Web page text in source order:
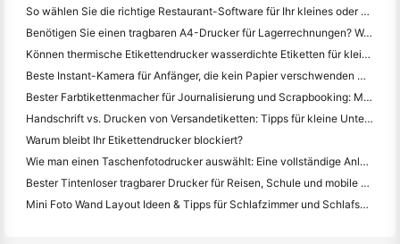
So wählen Sie die richtige Restaurant-Software für Ihr kleines oder mittleres Restaurant
Benötigen Sie einen tragbaren A4-Drucker für Lagerrechnungen? Was eigentlich funktioniert
Können thermische Etikettendrucker wasserdichte Etiketten für kleine Unternehmen herstellen?
Beste Instant-Kamera für Anfänger, die kein Papier verschwenden wollen
Bester Farbtikettenmacher für Journalisierung und Scrapbooking: Mehr Farbe auf jeder Seite hinzufügen
Handschrift vs. Drucken von Versandetiketten: Tipps für kleine Unternehmen im Jahr 2026
Warum bleibt Ihr Etikettendrucker blockiert?
Wie man einen Taschenfotodrucker auswählt: Eine vollständige Anleitung für Journalisten, Reisende und iPhone-Benutzer
Bester Tintenloser tragbarer Drucker für Reisen, Schule und mobile Arbeit: Hanin MT620 Pro Review
Mini Foto Wand Layout Ideen & Tipps für Schlafzimmer und Schlafsaal Dekoration